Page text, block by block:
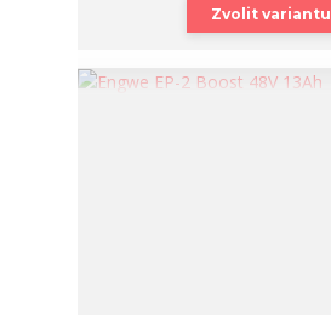
Zvolit variantu